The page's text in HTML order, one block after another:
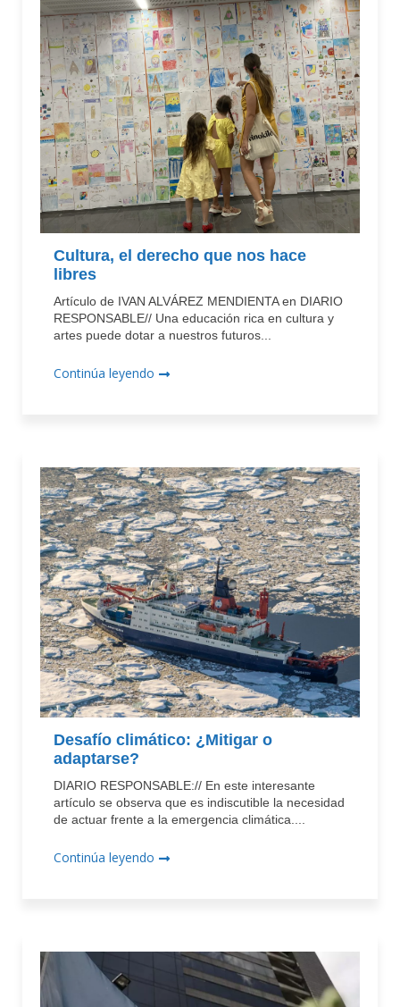
Cultura, el derecho que nos hace
libres
Artículo de IVAN ALVÁREZ MENDIENTA en DIARIO
RESPONSABLE// Una educación rica en cultura y
artes puede dotar a nuestros futuros...
Continúa leyendo
Desafío climático: ¿Mitigar o
adaptarse?
DIARIO RESPONSABLE:// En este interesante
artículo se observa que es indiscutible la necesidad
de actuar frente a la emergencia climática....
Continúa leyendo